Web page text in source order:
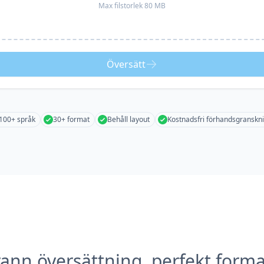
Max filstorlek 80 MB
Översätt
100+ språk 30+ format Behåll layout Kostnadsfri